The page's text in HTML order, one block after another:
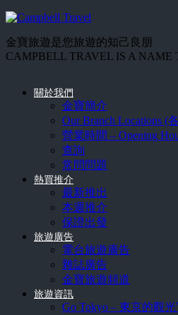
金寶旅遊是您旅遊的知己良朋
CAMPBELL TRAVEL IS A NAME
關於我們
金寶簡介
Our Branch Locations (
營業時間 – Opening
查詢
常問問題
熱買推介
最新推出
本週推介
保證出發
旅遊廣告
電台旅遊廣告
雜誌廣告
金寶旅遊頻道
旅遊資訊
Go Tokyo – 東京的觀